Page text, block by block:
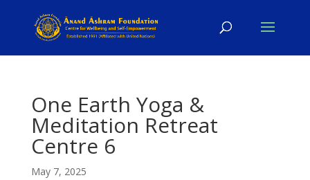
One Earth Yoga &
Meditation Retreat
Centre 6
May 7, 2025